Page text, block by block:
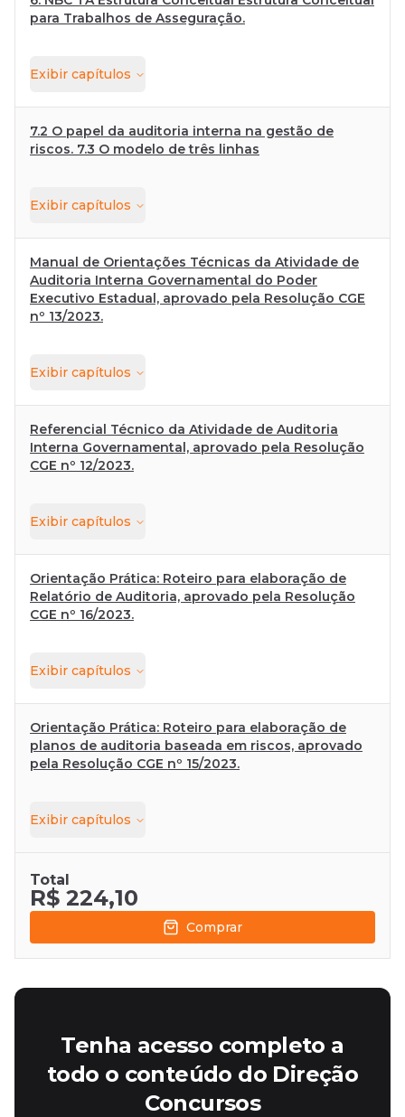
para Trabalhos de Asseguração.
Exibir capítulos
7.2 O papel da auditoria interna na gestão de
riscos. 7.3 O modelo de três linhas
Exibir capítulos
Manual de Orientações Técnicas da Atividade de
Auditoria Interna Governamental do Poder
Executivo Estadual, aprovado pela Resolução CGE
nº 13/2023.
Exibir capítulos
Referencial Técnico da Atividade de Auditoria
Interna Governamental, aprovado pela Resolução
CGE nº 12/2023.
Exibir capítulos
Orientação Prática: Roteiro para elaboração de
Relatório de Auditoria, aprovado pela Resolução
CGE nº 16/2023.
Exibir capítulos
Orientação Prática: Roteiro para elaboração de
planos de auditoria baseada em riscos, aprovado
pela Resolução CGE nº 15/2023.
Exibir capítulos
Total
R$ 224,10
Comprar
Tenha acesso completo a
todo o conteúdo do Direção
Concursos